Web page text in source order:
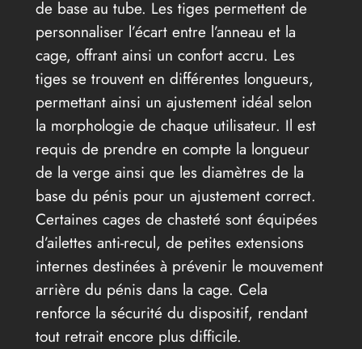
de base au tube. Les tiges permettent de
personnaliser l’écart entre l’anneau et la
cage, offrant ainsi un confort accru. Les
tiges se trouvent en différentes longueurs,
permettant ainsi un ajustement idéal selon
la morphologie de chaque utilisateur. Il est
requis de prendre en compte la longueur
de la verge ainsi que les diamètres de la
base du pénis pour un ajustement correct.
Certaines cages de chasteté sont équipées
d’ailettes anti-recul, de petites extensions
internes destinées à prévenir le mouvement
arrière du pénis dans la cage. Cela
renforce la sécurité du dispositif, rendant
tout retrait encore plus difficile.